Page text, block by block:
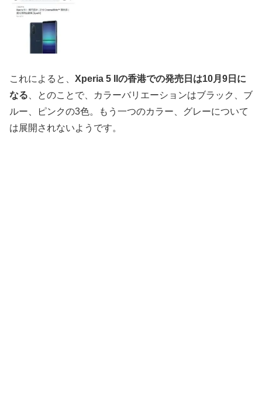
これによると、 Xperia 5 IIの香港での発売日は10月9日に
なる 、とのことで、カラーバリエーションはブラック、ブ
ルー、ピンクの3色。もう一つのカラー、グレーについて
は展開されないようです。